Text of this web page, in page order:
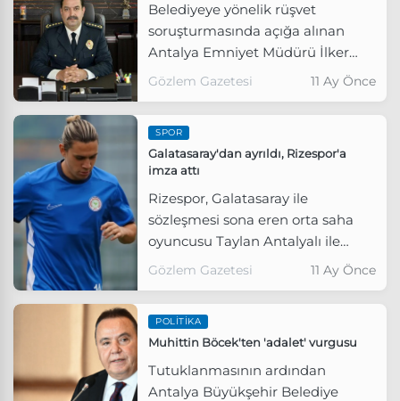
Belediyeye yönelik rüşvet
soruşturmasında açığa alınan
Antalya Emniyet Müdürü İlker
Arslan hakkında gözaltı kararı
Gözlem Gazetesi 11 Ay Önce
SPOR
Galatasaray'dan ayrıldı, Rizespor'a
imza attı
Rizespor, Galatasaray ile
sözleşmesi sona eren orta saha
oyuncusu Taylan Antalyalı ile
sözleşme imzaladı.
Gözlem Gazetesi 11 Ay Önce
POLITIKA
Muhittin Böcek'ten 'adalet' vurgusu
Tutuklanmasının ardından
Antalya Büyükşehir Belediye